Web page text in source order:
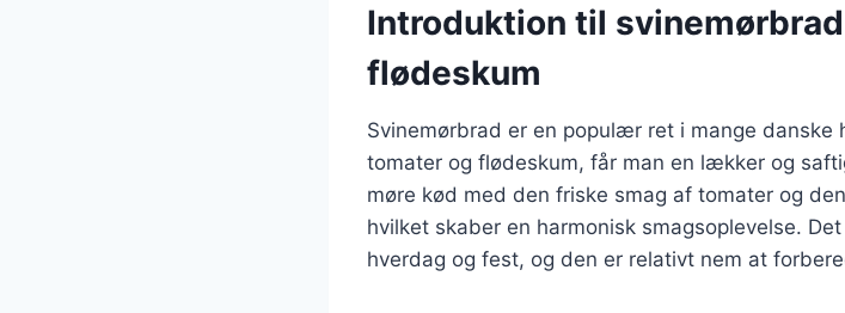
Introduktion til
flødeskum
Svinemørbrad er en populær ret i mange danske
tomater og flødeskum, får man en lækker og
møre kød med den friske smag af tomater og
hvilket skaber en harmonisk smagsoplevelse.
hverdag og fest, og den er relativt nem at